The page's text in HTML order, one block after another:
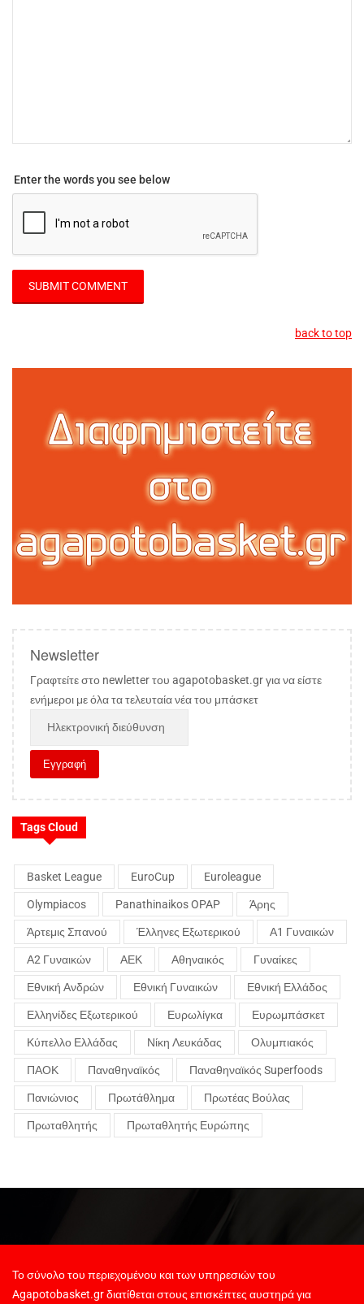
Enter the words you see below
back to top
Newsletter
Γραφτείτε στο newletter του agapotobasket.gr για να είστε
ενήμεροι με όλα τα τελευταία νέα του μπάσκετ
Tags Cloud
Basket League EuroCup Euroleague
Olympiacos Panathinaikos OPAP Άρης
Άρτεμις Σπανού Έλληνες Εξωτερικού Α1 Γυναικών
Α2 Γυναικών ΑΕΚ Αθηναικός Γυναίκες
Εθνική Ανδρών Εθνική Γυναικών Εθνική Ελλάδος
Ελληνίδες Εξωτερικού Ευρωλίγκα Ευρωμπάσκετ
Κύπελλο Ελλάδας Νίκη Λευκάδας Ολυμπιακός
ΠΑΟΚ Παναθηναϊκός Παναθηναϊκός Superfoods
Πανιώνιος Πρωτάθλημα Πρωτέας Βούλας
Πρωταθλητής Πρωταθλητής Ευρώπης
Το σύνολο του περιεχομένου και των υπηρεσιών του
Agapotobasket.gr διατίθεται στους επισκέπτες αυστηρά για